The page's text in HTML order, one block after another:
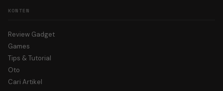
KONTEN
Review Gadget
Games
Tips & Tutorial
Oto
Cari Artikel